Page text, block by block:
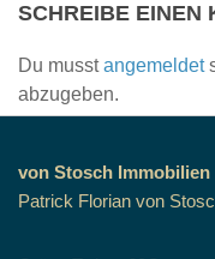
SCHREIBE EINEN
Du musstangemeldet
abzugeben.
von Stosch Immobilien
Patrick Florian von